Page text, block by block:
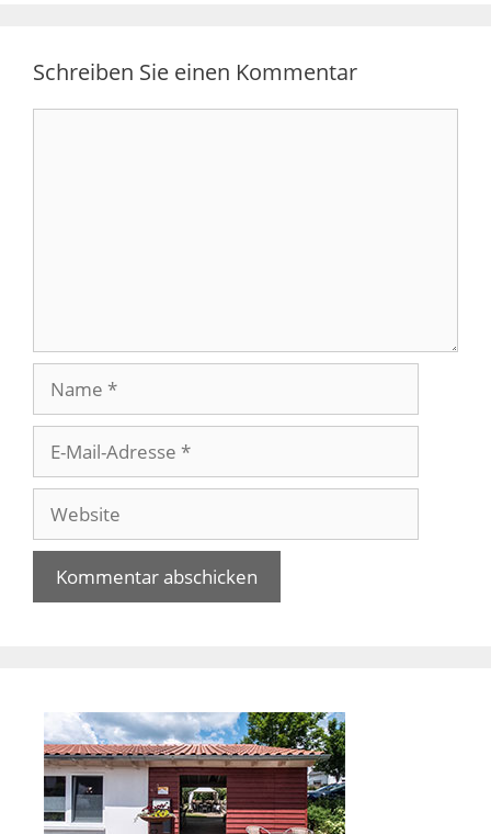
Schreiben Sie einen Kommentar
Mail-
Adresse
Website